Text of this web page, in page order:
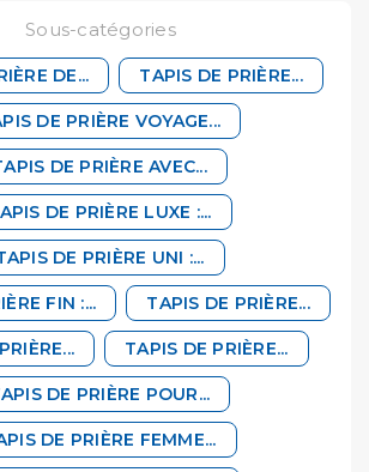
Sous-catégories
DE... TAPIS DE PRIÈRE...
DE PRIÈRE VOYAGE...
DE PRIÈRE AVEC...
DE PRIÈRE LUXE :...
DE PRIÈRE UNI :...
FIN :... TAPIS DE PRIÈRE...
TAPIS DE PRIÈRE...
DE PRIÈRE POUR...
DE PRIÈRE FEMME...